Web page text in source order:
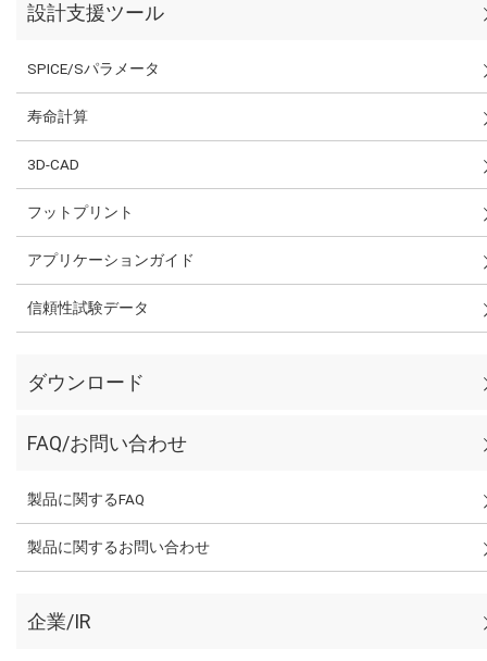
設計支援ツール
SPICE/Sパラメータ
寿命計算
3D-CAD
フットプリント
アプリケーションガイド
信頼性試験データ
ダウンロード
FAQ/お問い合わせ
製品に関するFAQ
製品に関するお問い合わせ
企業/IR